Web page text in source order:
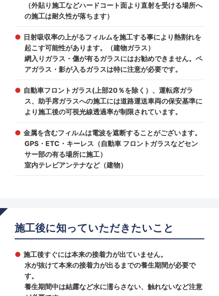
（外貼り施工などハードコート面より直射を受ける場所へ
の施工は耐久性が落ちます）
日射吸収率の上がるフィルムを施工する事により熱割れを
起こす可能性があります。（建物ガラス）
網入りガラス・傷が有るガラスにはお勧めできません。ペ
アガラス・影が入るガラスは特に注意が必要です。
自動車フロントガラス(上部20％を除く）、運転席ガラ
ス、助手席ガラスへの施工には道路運送車両の保安基準に
より施工後の可視光線透過率が制限されています。
金属を含むフィルムは電波を遮断することがございます。
GPS・ETC・キーレス（自動車 フロントガラスなどセン
サー部の有る場所に施工）
室内テレビアンテナなど（建物）
施工後に知っていただきたいこと
施工後すぐには本来の接着力が出ていません。
水が抜けて本来の接着力が出るまでの養生期間が必要で
す。
養生期間中は結露など水に濡らさない、触れないなど注意